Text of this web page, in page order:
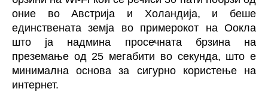
оние во Австрија и Холандија, и беше
единствената земја во примерокот на Оокла
што ја надмина просечната брзина на
преземање од 25 мегабити во секунда, што е
минимална основа за сигурно користење на
интернет.